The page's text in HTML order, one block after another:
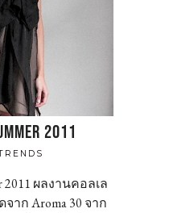
2011
2011 ผลงานคอลเล
าก Aroma 30 จาก